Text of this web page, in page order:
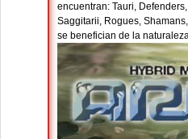
encuentran: Tauri,
Saggitarii, Rogues,
se benefician de la